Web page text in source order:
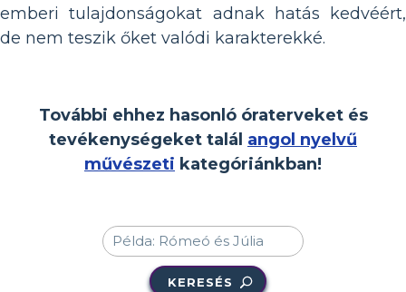
emberi tulajdonságokat adnak hatás kedvéért,
de nem teszik őket valódi karakterekké.
További ehhez hasonló óraterveket és
tevékenységeket talál angol nyelvű
művészeti kategóriánkban!
KERESÉS